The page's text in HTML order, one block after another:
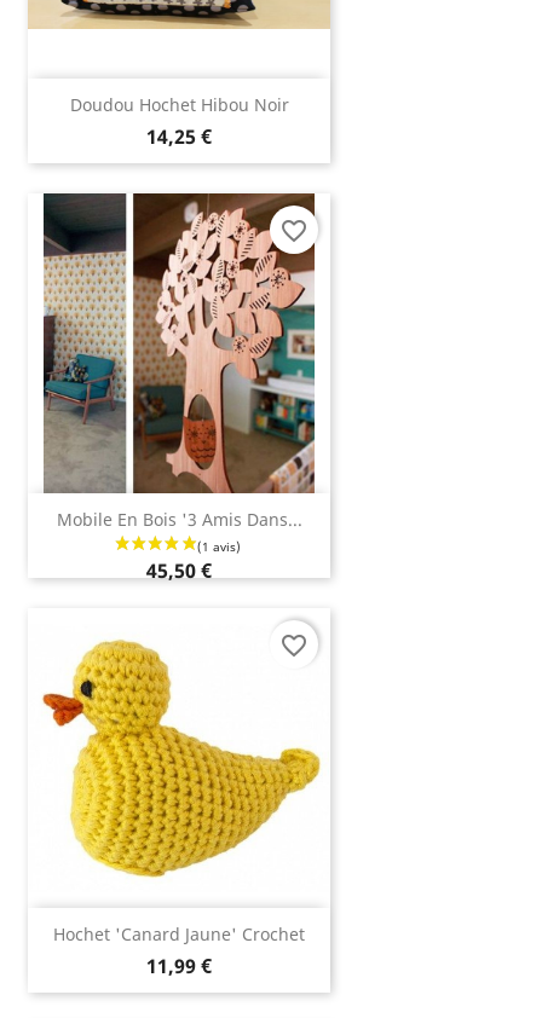
Doudou Hochet Hibou Noir
14,25 €
Mobile En Bois '3 Amis Dans...
45,50 €
favorite_border
Hochet 'canard Jaune' Crochet
11,99 €
favorite_border